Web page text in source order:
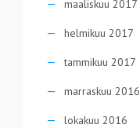
maaliskuu 2017
helmikuu 2017
tammikuu 2017
marraskuu 2016
lokakuu 2016